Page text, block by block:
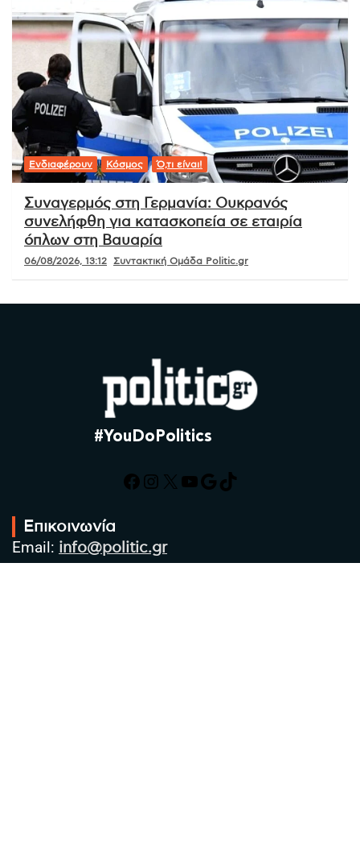
Ενδιαφέρουν Κόσμος Ό,τι είναι!
Συναγερμός στη Γερμανία: Ουκρανός
συνελήφθη για κατασκοπεία σε εταιρία
όπλων στη Βαυαρία
06/08/2026, 13:12 Συντακτική Ομάδα Politic.gr
#YouDoPolitics
Facebook
Instagram
X YouTube
Google
TikTok
Επικοινωνία
Email: info@politic.gr
Τηλ: